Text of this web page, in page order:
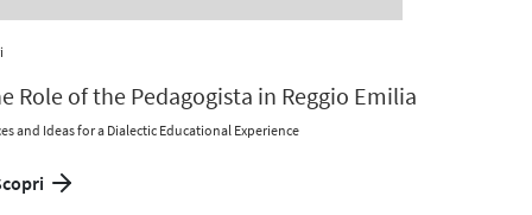
Role of the Pedagogista in Reggio Emilia
and Ideas for a Dialectic Educational Experience